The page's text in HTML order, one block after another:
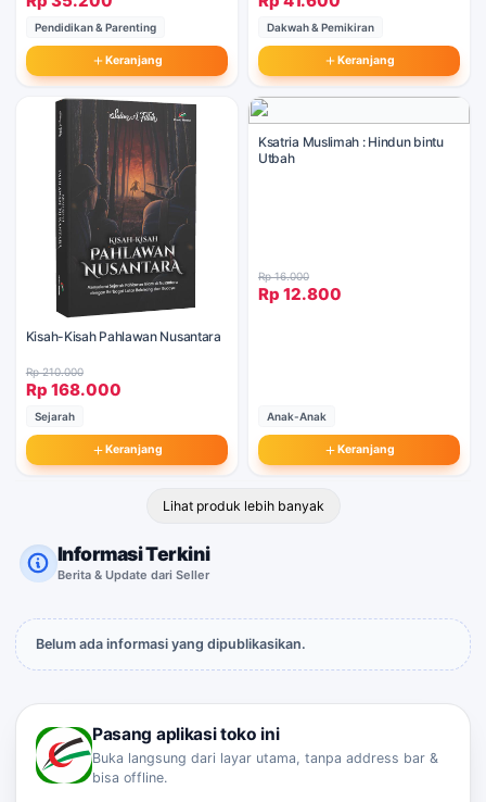
Pendidikan & Parenting
Keranjang
Dakwah & Pemikiran
Keranjang
Kisah-Kisah Pahlawan Nusantara
Rp 210.000
Rp 168.000
Sejarah
Keranjang
Ksatria Muslimah : Hindun bintu
Utbah
Rp 16.000
Rp 12.800
Anak-Anak
Keranjang
Lihat produk lebih banyak
Informasi Terkini
Berita & Update dari Seller
Belum ada informasi yang dipublikasikan.
Pasang aplikasi toko ini
Buka langsung dari layar utama, tanpa address bar &
bisa offline.